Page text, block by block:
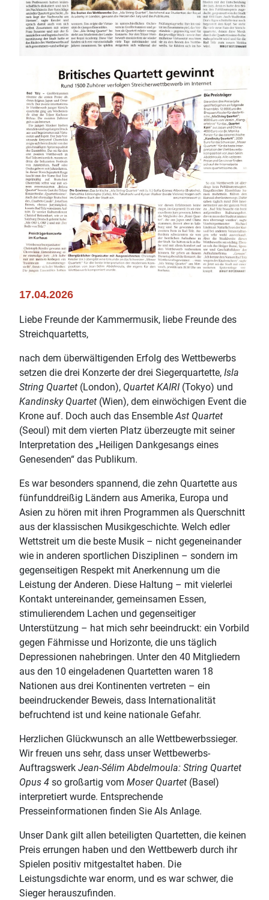
17.04.2026
Liebe Freunde der Kammermusik, liebe Freunde des
Streichquartetts,
nach dem überwältigenden Erfolg des Wettbewerbs
setzen die drei Konzerte der drei Siegerquartette, Isla
String Quartet (London), Quartet KAIRI (Tokyo) und
Kandinsky Quartet (Wien), dem einwöchigen Event die
Krone auf. Doch auch das Ensemble Ast Quartet
(Seoul) mit dem vierten Platz überzeugte mit seiner
Interpretation des „Heiligen Dankgesangs eines
Genesenden“ das Publikum.
Es war besonders spannend, die zehn Quartette aus
fünfunddreißig Ländern aus Amerika, Europa und
Asien zu hören mit ihren Programmen als Querschnitt
aus der klassischen Musikgeschichte. Welch edler
Wettstreit um die beste Musik – nicht gegeneinander
wie in anderen sportlichen Disziplinen – sondern im
gegenseitigen Respekt mit Anerkennung um die
Leistung der Anderen. Diese Haltung – mit vielerlei
Kontakt untereinander, gemeinsamen Essen,
stimulierendem Lachen und gegenseitiger
Unterstützung – hat mich sehr beeindruckt: ein Vorbild
gegen Fährnisse und Horizonte, die uns täglich
Depressionen nahebringen. Unter den 40 Mitgliedern
aus den 10 eingeladenen Quartetten waren 18
Nationen aus drei Kontinenten vertreten – ein
beeindruckender Beweis, dass Internationalität
befruchtend ist und keine nationale Gefahr.
Herzlichen Glückwunsch an alle Wettbewerbssieger.
Wir freuen uns sehr, dass unser Wettbewerbs-
Auftragswerk Jean-Sélim Abdelmoula: String Quartet
Opus 4 so großartig vom Moser Quartet (Basel)
interpretiert wurde. Entsprechende
Presseinformationen finden Sie Als Anlage.
Unser Dank gilt allen beteiligten Quartetten, die keinen
Preis errungen haben und den Wettbewerb durch ihr
Spielen positiv mitgestaltet haben. Die
Leistungsdichte war enorm, und es war schwer, die
Sieger herauszufinden.